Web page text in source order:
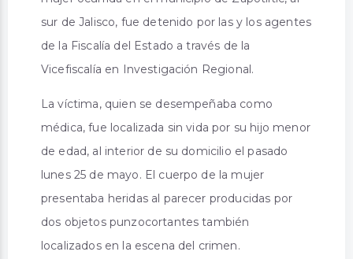
sur de Jalisco, fue detenido por las y los agentes
de la Fiscalía del Estado a través de la
Vicefiscalía en Investigación Regional.
La víctima, quien se desempeñaba como
médica, fue localizada sin vida por su hijo menor
de edad, al interior de su domicilio el pasado
lunes 25 de mayo. El cuerpo de la mujer
presentaba heridas al parecer producidas por
dos objetos punzocortantes también
localizados en la escena del crimen.